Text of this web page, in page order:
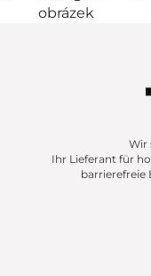
Wir
Ihr Lieferant für
barrierefreie